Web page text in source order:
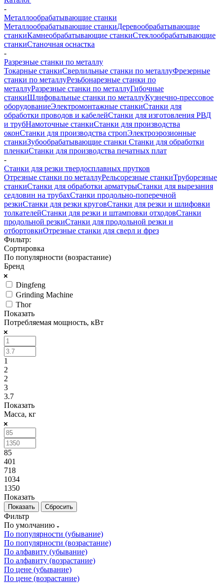
-
Металлообрабатывающие станки
Металлообрабатывающие станкиДеревообрабатывающие
станкиКамнеобрабатывающие станкиСтеклообрабатывающие
станкиСтаночная оснастка
-
Разрезные станки по металлу
Токарные станкиСверлильные станки по металлуФрезерные
станки по металлуРезьбонарезные станки по
металлуРазрезные станки по металлуГибочные
станкиШлифовальные станки по металлуКузнечно-прессовое
оборудованиеЭлектромонтажные станкиСтанки для
обработки проводов и кабелейСтанки для изготовления РВД
и трубНамоточные станкиСтанки для производства
оконСтанки для производства стропЭлектроэрозионные
станкиЗубообрабатывающие станки Станки для обработки
пленкиСтанки для производства печатных плат
-
Станки для резки твердосплавных прутков
Отрезные станки по металлуРельсорезные станкиТруборезные
станкиСтанки для обработки арматурыСтанки для вырезания
седловин на трубаxСтанки продольно-поперечной
резкиСтанки для резки круговСтанки для резки и шлифовки
толкателейСтанки для резки и штамповки отходовСтанки
продольной резкиСтанки для продольной резки и
отбортовкиОтрезные станки для сверл и фрез
Фильтр:
Сортировка
По популярности (возрастание)
Бренд
Dingfeng
Grinding Machine
Thor
Показать
Потребляемая мощность, кВт
1
2
2
3
3.7
Показать
Масса, кг
85
401
718
1034
1350
Показать
Сбросить
Фильтр
По умолчанию
По популярности (убывание)
По популярности (возрастание)
По алфавиту (убывание)
По алфавиту (возрастание)
По цене (убывание)
По цене (возрастание)